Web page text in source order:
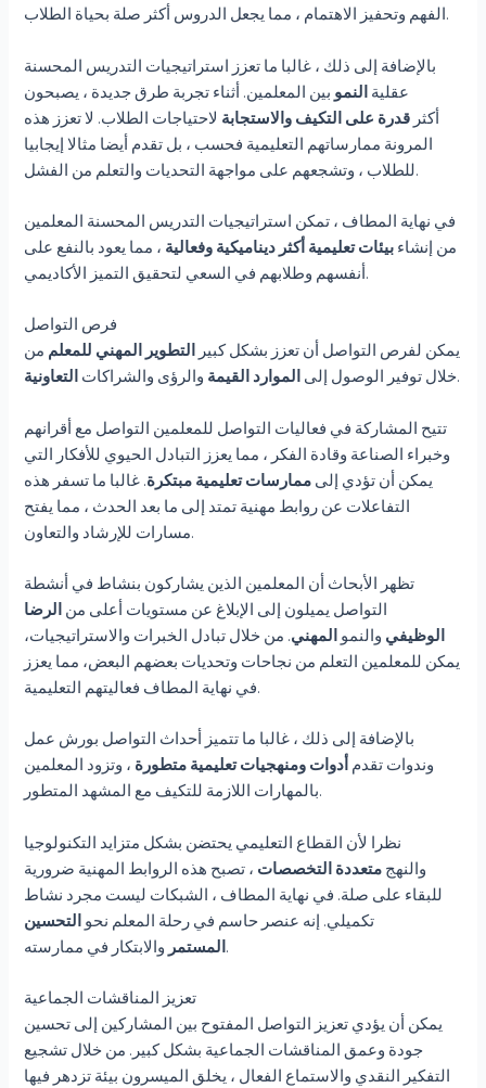
الفهم وتحفيز الاهتمام ، مما يجعل الدروس أكثر صلة بحياة الطلاب.
بالإضافة إلى ذلك ، غالبا ما تعزز استراتيجيات التدريس المحسنة
عقلية النمو بين المعلمين. أثناء تجربة طرق جديدة ، يصبحون
أكثر قدرة على التكيف والاستجابة لاحتياجات الطلاب. لا تعزز هذه
المرونة ممارساتهم التعليمية فحسب ، بل تقدم أيضا مثالا إيجابيا
للطلاب ، وتشجعهم على مواجهة التحديات والتعلم من الفشل.
في نهاية المطاف ، تمكن استراتيجيات التدريس المحسنة المعلمين
من إنشاء بيئات تعليمية أكثر ديناميكية وفعالية ، مما يعود بالنفع على
أنفسهم وطلابهم في السعي لتحقيق التميز الأكاديمي.
فرص التواصل
يمكن لفرص التواصل أن تعزز بشكل كبير
التطوير المهني للمعلم من
خلال توفير الوصول إلى الموارد القيمة والرؤى والشراكات التعاونية .
تتيح المشاركة في فعاليات التواصل للمعلمين التواصل مع أقرانهم
وخبراء الصناعة وقادة الفكر ، مما يعزز التبادل الحيوي للأفكار التي
يمكن أن تؤدي إلى ممارسات تعليمية مبتكرة. غالبا ما تسفر هذه
التفاعلات عن روابط مهنية تمتد إلى ما بعد الحدث ، مما يفتح
مسارات للإرشاد والتعاون.
تظهر الأبحاث أن المعلمين الذين يشاركون بنشاط في أنشطة
التواصل يميلون إلى الإبلاغ عن مستويات أعلى من الرضا
الوظيفي والنمو المهني. من خلال تبادل الخبرات والاستراتيجيات،
يمكن للمعلمين التعلم من نجاحات وتحديات بعضهم البعض، مما يعزز
في نهاية المطاف فعاليتهم التعليمية.
بالإضافة إلى ذلك ، غالبا ما تتميز أحداث التواصل بورش عمل
وندوات تقدم أدوات ومنهجيات تعليمية متطورة ، وتزود المعلمين
بالمهارات اللازمة للتكيف مع المشهد المتطور.
نظرا لأن القطاع التعليمي يحتضن بشكل متزايد التكنولوجيا
والنهج متعددة التخصصات ، تصبح هذه الروابط المهنية ضرورية
للبقاء على صلة. في نهاية المطاف ، الشبكات ليست مجرد نشاط
تكميلي. إنه عنصر حاسم في رحلة المعلم نحو التحسين
المستمروالابتكار في ممارسته.
تعزيز المناقشات الجماعية
يمكن أن يؤدي تعزيز التواصل المفتوح بين المشاركين إلى تحسين
جودة وعمق المناقشات الجماعية بشكل كبير. من خلال تشجيع
التفكير النقدي والاستماع الفعال ، يخلق الميسرون بيئة تزدهر فيها